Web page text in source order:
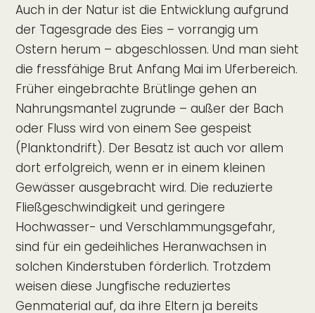
Auch in der Natur ist die Entwicklung aufgrund
der Tagesgrade des Eies – vorrangig um
Ostern herum – abgeschlossen. Und man sieht
die fressfähige Brut Anfang Mai im Uferbereich.
Früher eingebrachte Brütlinge gehen an
Nahrungsmantel zugrunde – außer der Bach
oder Fluss wird von einem See gespeist
(Planktondrift). Der Besatz ist auch vor allem
dort erfolgreich, wenn er in einem kleinen
Gewässer ausgebracht wird. Die reduzierte
Fließgeschwindigkeit und geringere
Hochwasser- und Verschlammungsgefahr,
sind für ein gedeihliches Heranwachsen in
solchen Kinderstuben förderlich. Trotzdem
weisen diese Jungfische reduziertes
Genmaterial auf, da ihre Eltern ja bereits